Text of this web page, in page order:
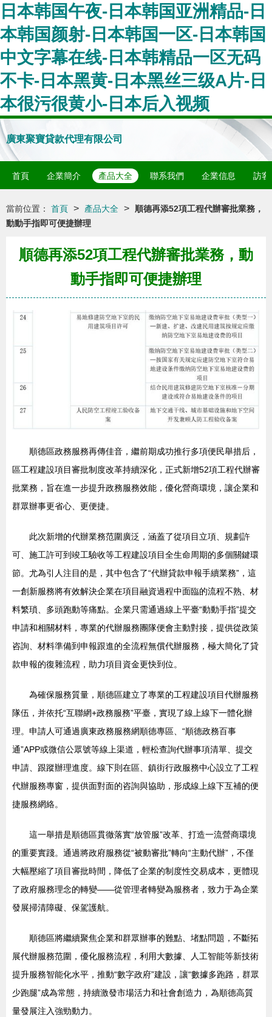
日本韩国午夜-日本韩国亚洲精品-日
本韩国颜射-日本韩国一区-日本韩国
中文字幕在线-日本韩精品一区无码
不卡-日本黑黄-日本黑丝三级A片-日
本很污很黄小-日本后入视频
廣東聚寶貸款代理有限公司
首頁 企業簡介 產品大全 聯系我們 企業信息 訪客
當前位置： 首頁 > 產品大全 >
順德再添52項工程代辦審批業務，
動動手指即可便捷辦理
順德再添52項工程代辦審批業務，動
動手指即可便捷辦理
順德區政務服務再傳佳音，繼前期成功推行多項便民舉措后，
區工程建設項目審批制度改革持續深化，正式新增52項工程代辦審
批業務，旨在進一步提升政務服務效能，優化營商環境，讓企業和
群眾辦事更省心、更便捷。
此次新增的代辦業務范圍廣泛，涵蓋了從項目立項、規劃許
可、施工許可到竣工驗收等工程建設項目全生命周期的多個關鍵環
節。尤為引人注目的是，其中包含了“代辦貸款申報手續業務”，這
一創新服務將有效解決企業在項目融資過程中面臨的流程不熟、材
料繁瑣、多頭跑動等痛點。企業只需通過線上平臺“動動手指”提交
申請和相關材料，專業的代辦服務團隊便會主動對接，提供從政策
咨詢、材料準備到申報跟進的全流程無償代辦服務，極大簡化了貸
款申報的復雜流程，助力項目資金更快到位。
為確保服務質量，順德區建立了專業的工程建設項目代辦服務
隊伍，并依托“互聯網+政務服務”平臺，實現了線上線下一體化辦
理。申請人可通過廣東政務服務網順德專區、“順德政務百事
通”APP或微信公眾號等線上渠道，輕松查詢代辦事項清單、提交
申請、跟蹤辦理進度。線下則在區、鎮街行政服務中心設立了工程
代辦服務專窗，提供面對面的咨詢與協助，形成線上線下互補的便
捷服務網絡。
這一舉措是順德區貫徹落實“放管服”改革、打造一流營商環境
的重要實踐。通過將政府服務從“被動審批”轉向“主動代辦”，不僅
大幅壓縮了項目審批時間，降低了企業的制度性交易成本，更體現
了政府服務理念的轉變——從管理者轉變為服務者，致力于為企業
發展掃清障礙、保駕護航。
順德區將繼續聚焦企業和群眾辦事的難點、堵點問題，不斷拓
展代辦服務范圍，優化服務流程，利用大數據、人工智能等新技術
提升服務智能化水平，推動“數字政府”建設，讓“數據多跑路，群眾
少跑腿”成為常態，持續激發市場活力和社會創造力，為順德高質
量發展注入強勁動力。